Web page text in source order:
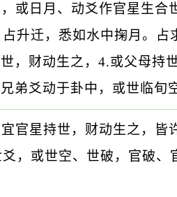
或日月、动爻作官星生合
升迁，悉如水中掬月。
，财动生之，4.或父母持
弟爻动于卦中，或世临旬
官星持世，财动生之，皆
，或世空、世破，官破、